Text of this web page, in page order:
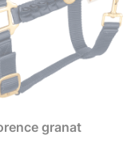
granat